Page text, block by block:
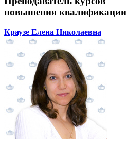
повышения квалификации
Краузе Елена Николаевна